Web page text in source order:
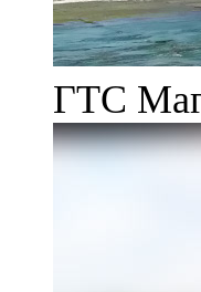
ГТС